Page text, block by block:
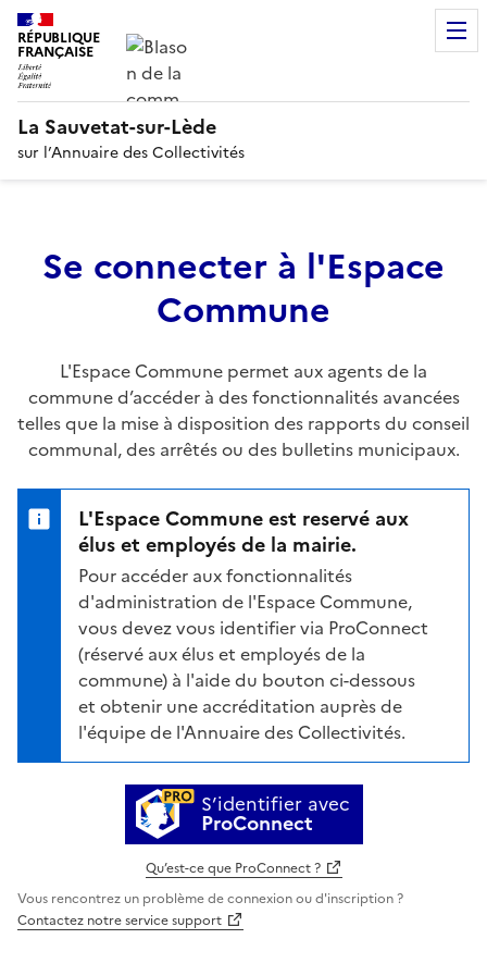
RÉPUBLIQUE
FRANÇAISE
La Sauvetat-sur-Lède
sur l’Annuaire des Collectivités
Se connecter à l'Espace
Commune
L'Espace Commune permet aux agents de la
commune d’accéder à des fonctionnalités avancées
telles que la mise à disposition des rapports du conseil
communal, des arrêtés ou des bulletins municipaux.
L'Espace Commune est reservé aux
élus et employés de la mairie.
Pour accéder aux fonctionnalités
d'administration de l'Espace Commune,
vous devez vous identifier via ProConnect
(réservé aux élus et employés de la
commune) à l'aide du bouton ci-dessous
et obtenir une accréditation auprès de
l'équipe de l'Annuaire des Collectivités.
S’identifier avec
ProConnect
Qu’est-ce que ProConnect ?
Vous rencontrez un problème de connexion ou d'inscription ?
Contactez notre service support